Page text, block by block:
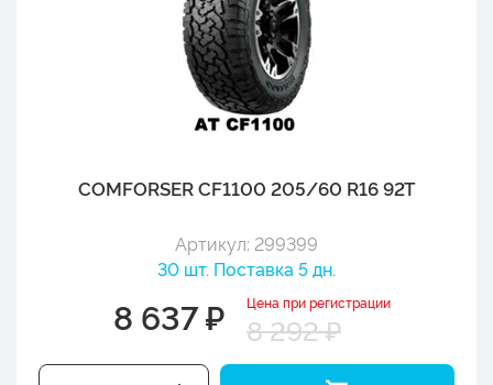
COMFORSER CF1100 205/60 R16 92T
Артикул: 299399
30 шт. Поставка 5 дн.
8 637 ₽ Цена при регистрации
8 292 ₽